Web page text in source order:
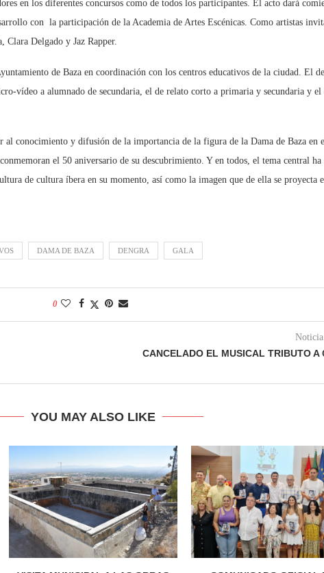
en los diferentes concursos como de todos los participantes. El acto dará
con la participación de la Academia de Artes Escénicas. Como artistas
Clara Delgado y Jaz Rapper.
de Baza en coordinación con los centros educativos de la ciudad. El
vídeo a alumnado de secundaria, el de relato corto a primaria y secundaria y el
al conocimiento y difusión de la importancia de la figura de la Dama de Baza en
el 50 aniversario de su descubrimiento. Y en todos, el tema central
de cultura íbera en su momento, así como la imagen que de ella se proyecta
DAMA DE BAZA DENGRA GALA
0
CANCELADO EL MUSICAL TRIBUTO A
YOU MAY ALSO LIKE